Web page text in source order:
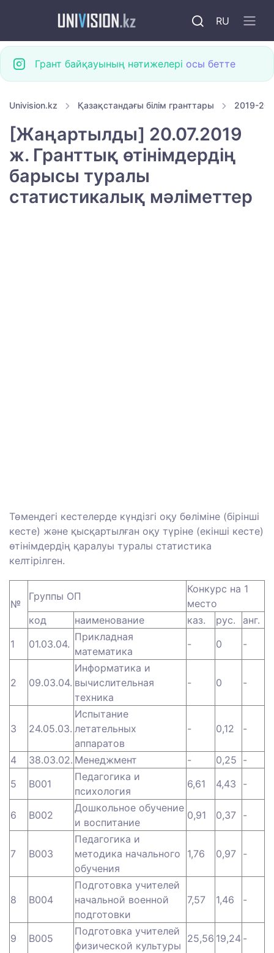
RU
Грант байқауының нәтижелері осы бетте
Univision.kz Қазақстандағы білім гранттары 2019-
[Жаңартылды] 20.07.2019
ж. Гранттық өтінімдердің
барысы туралы
статистикалық мәліметтер
Төмендегі кестелерде күндізгі оқу бөліміне (бірінші
кесте) және қысқартылған оқу түріне (екінші кесте)
өтінімдердің қаралуы туралы статистика
келтірілген.
№
Группы ОП
Конкурс на 1
место
код
наименование каз. рус.
анг.
1
01.03.04.
Прикладная
математика
- 0 -
2 09.03.04.
Информатика и
вычислительная
техника
- 0 -
3 24.05.03.
Испытание
летательных
аппаратов
- 0,12 -
4 38.03.02. Менеджмент - 0,25 -
5
B001
Педагогика и
психология
6,61 4,43 -
6 B002
Дошкольное обучение
и воспитание
0,91 0,37 -
7 B003
Педагогика и
методика начального
обучения
1,76 0,97 -
8 B004
Подготовка учителей
начальной военной
подготовки
7,57 1,46 -
9 B005
Подготовка учителей
физической культуры
25,56 19,24 -